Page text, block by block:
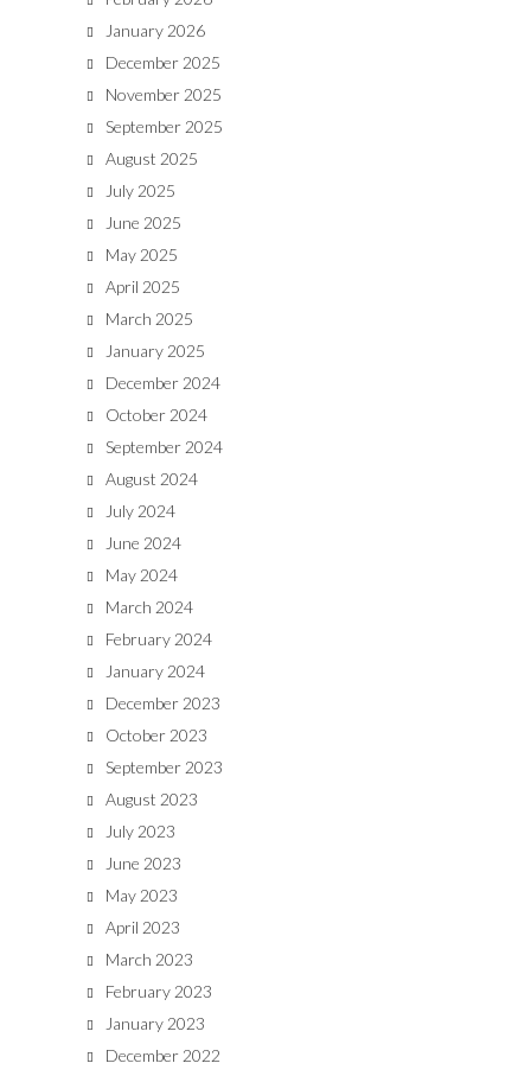
January 2026
December 2025
November 2025
September 2025
August 2025
July 2025
June 2025
May 2025
April 2025
March 2025
January 2025
December 2024
October 2024
September 2024
August 2024
July 2024
June 2024
May 2024
March 2024
February 2024
January 2024
December 2023
October 2023
September 2023
August 2023
July 2023
June 2023
May 2023
April 2023
March 2023
February 2023
January 2023
December 2022